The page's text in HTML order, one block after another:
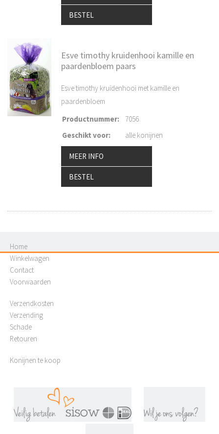
BESTEL
Esve timothy kruidenhooi kamille en
paardenbloem paars
Esve timothy kruidenhooi met kamille en
paardenbloem
Productnummer:
7056
Geschikt voor: alle konijnen
MEER INFO
BESTEL
Home
Winkelwagen
Contact
Voorwaarden
Verzendkosten
Verzending
Schade
Retouren
Konijnen te koop